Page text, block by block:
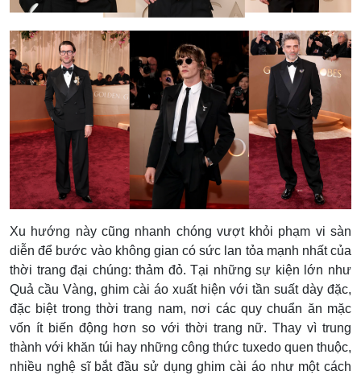
Xu hướng này cũng nhanh chóng vượt khỏi phạm vi sàn
diễn để bước vào không gian có sức lan tỏa mạnh nhất của
thời trang đại chúng: thảm đỏ. Tại những sự kiện lớn như
Quả cầu Vàng, ghim cài áo xuất hiện với tần suất dày đặc,
đặc biệt trong thời trang nam, nơi các quy chuẩn ăn mặc
vốn ít biến động hơn so với thời trang nữ. Thay vì trung
thành với khăn túi hay những công thức tuxedo quen thuộc,
nhiều nghệ sĩ bắt đầu sử dụng ghim cài áo như một cách